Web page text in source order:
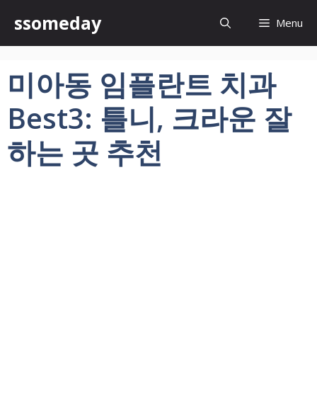
츠
건
너
기
ssomeday Menu
미아동 임플란트 치과
Best3: 틀니, 크라운 잘
하는 곳 추천